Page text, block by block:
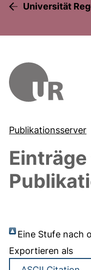
Universität
Publikationsserver
Eine Stufe nach
Exportieren als